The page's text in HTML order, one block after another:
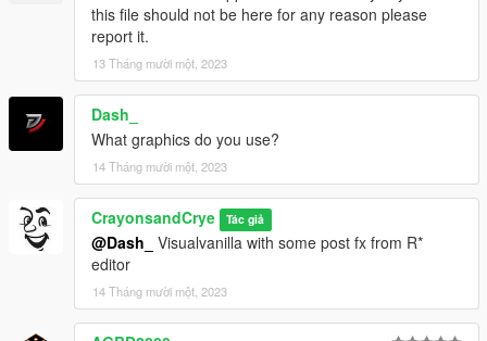
this file should not be here for any reason please
report it.
13 Tháng mười một, 2023
Dash_
What graphics do you use?
14 Tháng mười một, 2023
CrayonsandCrye Tác giả
@Dash_
Visualvanilla with some post fx from R*
editor
14 Tháng mười một, 2023